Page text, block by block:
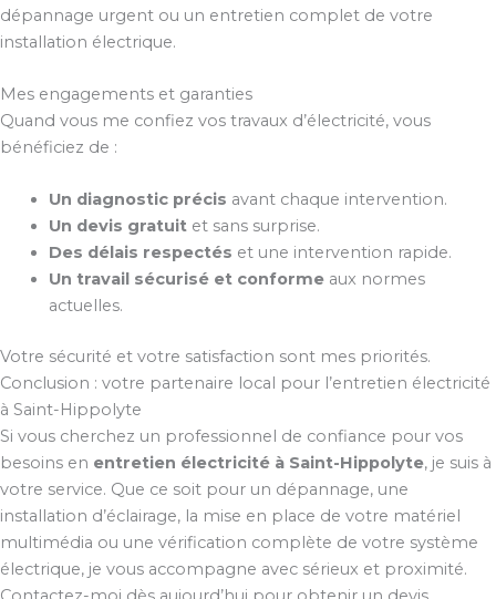
dépannage urgent ou un entretien complet de votre
installation électrique.
Mes engagements et garanties
Quand vous me confiez vos travaux d’électricité, vous
bénéficiez de :
Un diagnostic précis avant chaque intervention.
Un devis gratuitet sans surprise.
Des délais respectés et une intervention rapide.
Un travail sécurisé et conformeaux normes
actuelles.
Votre sécurité et votre satisfaction sont mes priorités.
Conclusion : votre partenaire local pour l’entretien électricité
à Saint-Hippolyte
Si vous cherchez un professionnel de confiance pour vos
besoins en entretien électricité à Saint-Hippolyte, je suis à
votre service. Que ce soit pour un dépannage, une
installation d’éclairage, la mise en place de votre matériel
multimédia ou une vérification complète de votre système
électrique, je vous accompagne avec sérieux et proximité.